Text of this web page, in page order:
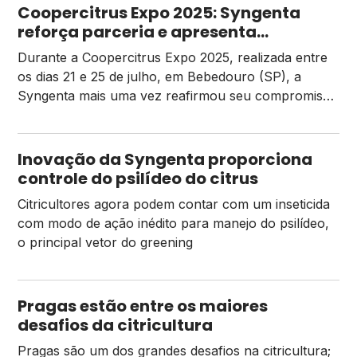
Coopercitrus Expo 2025: Syngenta
reforça parceria e apresenta
tecnologias inovadoras
Durante a Coopercitrus Expo 2025, realizada entre
os dias 21 e 25 de julho, em Bebedouro (SP), a
Syngenta mais uma vez reafirmou seu compromisso
parceria de longa data com os cooperados da
Coopercitrus. Nesse contexto, o evento se
consolidou como uma vitrine estratégica, onde a […]
Inovação da Syngenta proporciona
controle do psilídeo do citrus
Citricultores agora podem contar com um inseticida
com modo de ação inédito para manejo do psilídeo,
o principal vetor do greening
Pragas estão entre os maiores
desafios da citricultura
Pragas são um dos grandes desafios na citricultura;